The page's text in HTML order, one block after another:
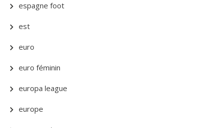
espagne foot
est
euro
euro féminin
europa league
europe